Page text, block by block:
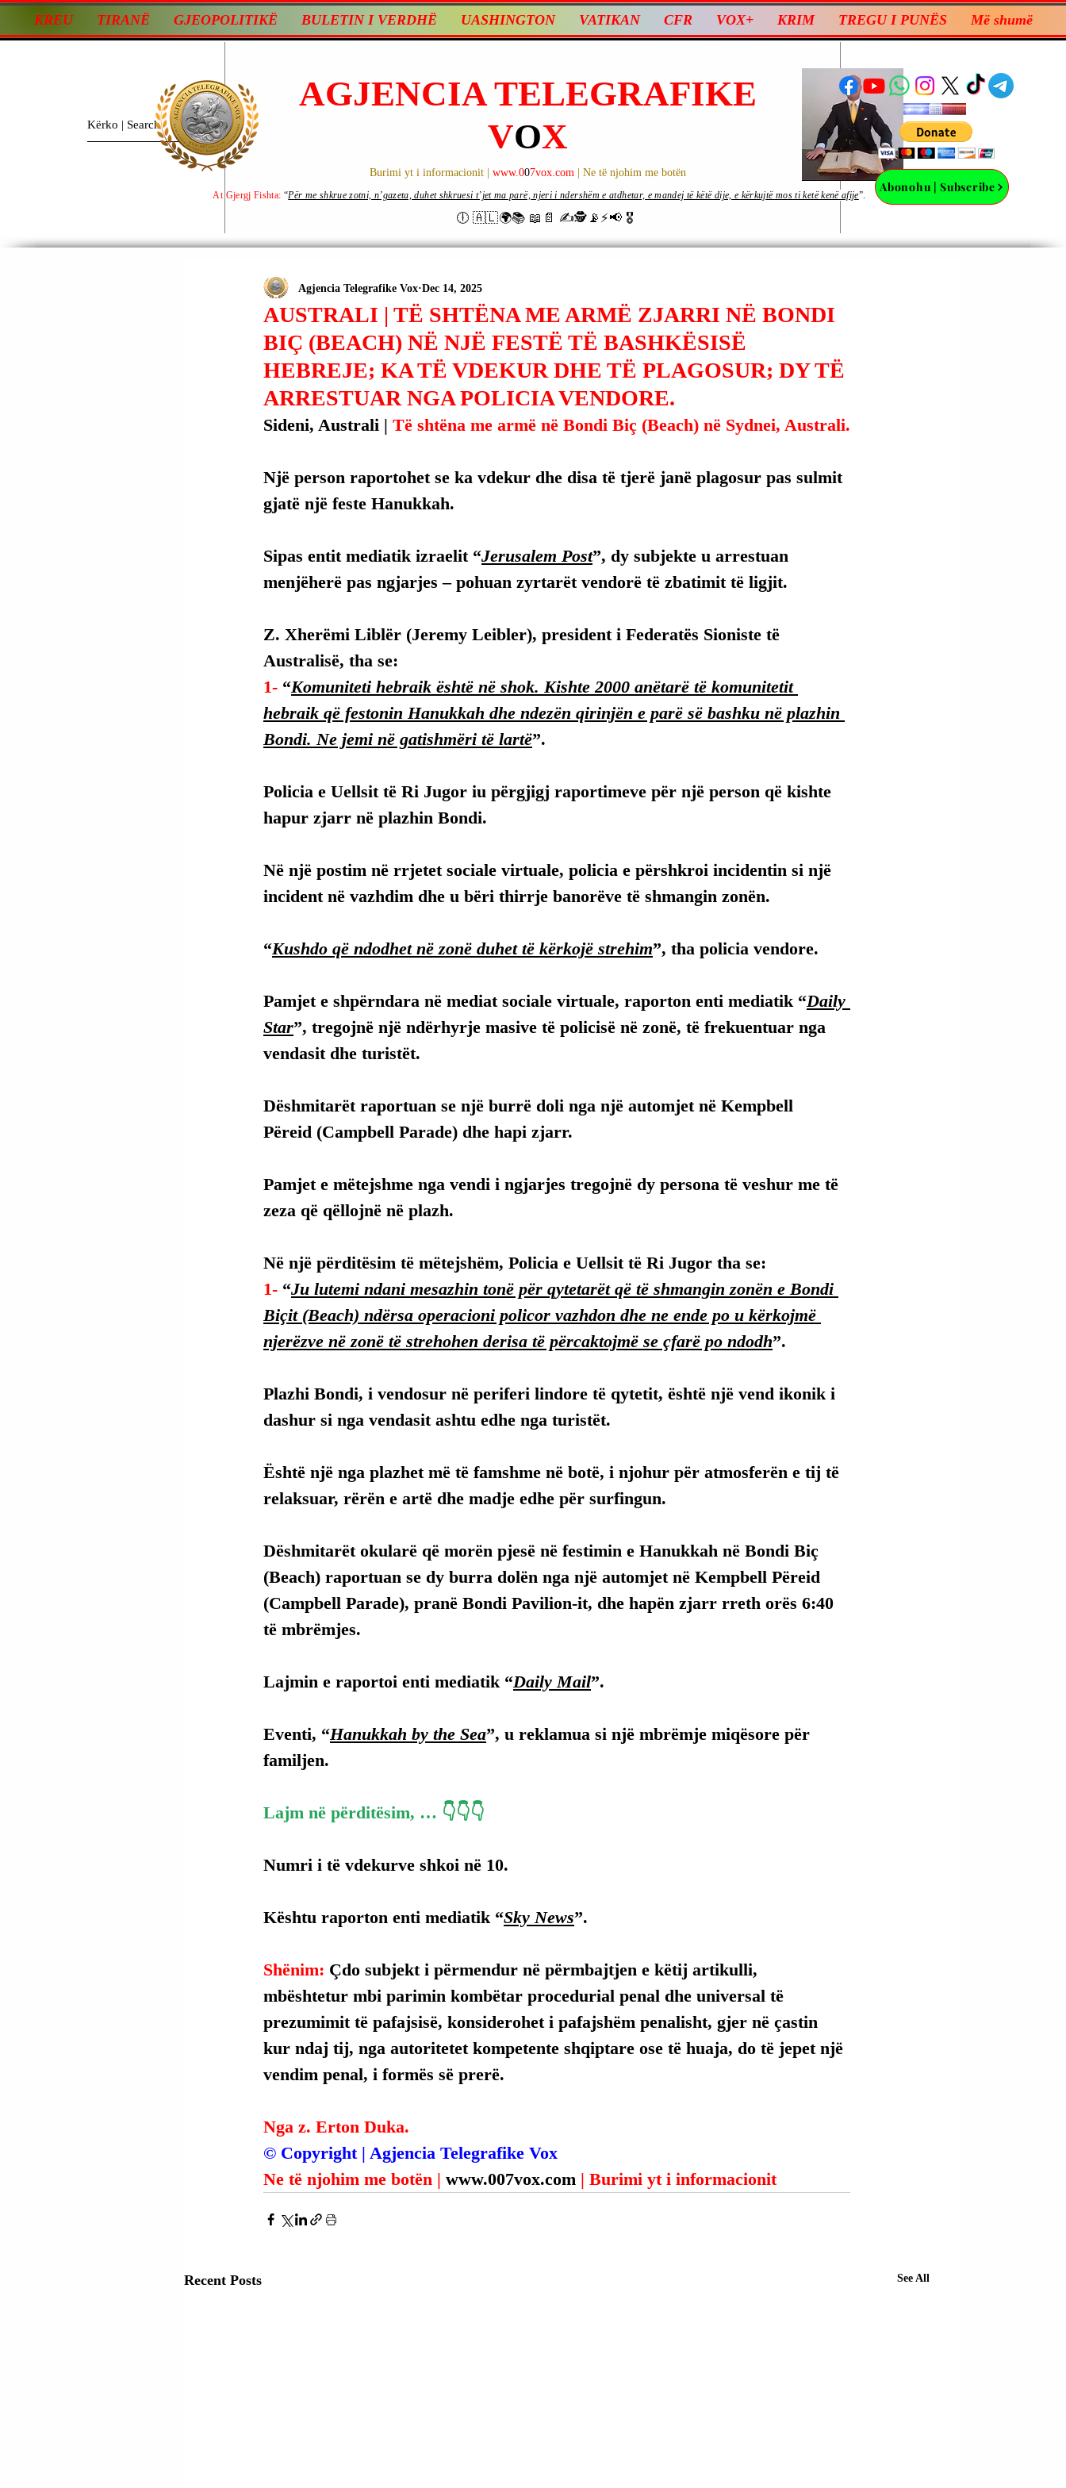
KREU TIRANË GJEOPOLITIKË BULETIN I VERDHË UASHINGTON VATIKAN CFR VOX+ KRIM TREGU I PUNËS Më shumë
AGJENCIA TELEGRAFIKE
VOX
Burimi yt i informacionit | www.007vox.com | Ne të njohim me botën
🕕 🇦🇱🌍📚 📖📄 ✍🕵️📡⚡️📢 🎖
Abonohu | Subscribe
At Gjergj Fishta: “Për me shkrue zotni, n’gazeta, duhet shkruesi t’jet ma parë, njeri i ndershëm e atdhetar, e mandej të këtë dije, e kërkujtë mos ti ketë kenë afije”.
AUSTRALI | TË SHTËNA ME ARMË ZJARRI NË BONDI
BIÇ (BEACH) NË NJË FESTË TË BASHKËSISË
HEBREJE; KA TË VDEKUR DHE TË PLAGOSUR; DY TË
ARRESTUAR NGA POLICIA VENDORE.
Agjencia Telegrafike Vox Dec 14, 2025
Sideni, Australi | Të shtëna me armë në Bondi Biç (Beach) në Sydnei, Australi.
Një person raportohet se ka vdekur dhe disa të tjerë janë plagosur pas sulmit
gjatë një feste Hanukkah.
Sipas entit mediatik izraelit “Jerusalem Post”, dy subjekte u arrestuan
menjëherë pas ngjarjes – pohuan zyrtarët vendorë të zbatimit të ligjit.
Z. Xherëmi Liblër (Jeremy Leibler), president i Federatës Sioniste të
Australisë, tha se:
1- “Komuniteti hebraik është në shok. Kishte 2000 anëtarë të komunitetit
hebraik që festonin Hanukkah dhe ndezën qirinjën e parë së bashku në plazhin
Bondi. Ne jemi në gatishmëri të lartë”.
Policia e Uellsit të Ri Jugor iu përgjigj raportimeve për një person që kishte
hapur zjarr në plazhin Bondi.
Në një postim në rrjetet sociale virtuale, policia e përshkroi incidentin si një
incident në vazhdim dhe u bëri thirrje banorëve të shmangin zonën.
“Kushdo që ndodhet në zonë duhet të kërkojë strehim”, tha policia vendore.
Pamjet e shpërndara në mediat sociale virtuale, raporton enti mediatik “Daily
Star”, tregojnë një ndërhyrje masive të policisë në zonë, të frekuentuar nga
vendasit dhe turistët.
Dëshmitarët raportuan se një burrë doli nga një automjet në Kempbell
Përeid (Campbell Parade) dhe hapi zjarr.
Pamjet e mëtejshme nga vendi i ngjarjes tregojnë dy persona të veshur me të
zeza që qëllojnë në plazh.
Në një përditësim të mëtejshëm, Policia e Uellsit të Ri Jugor tha se:
1- “Ju lutemi ndani mesazhin tonë për qytetarët që të shmangin zonën e Bondi
Biçit (Beach) ndërsa operacioni policor vazhdon dhe ne ende po u kërkojmë
njerëzve në zonë të strehohen derisa të përcaktojmë se çfarë po ndodh”.
Plazhi Bondi, i vendosur në periferi lindore të qytetit, është një vend ikonik i
dashur si nga vendasit ashtu edhe nga turistët.
Është një nga plazhet më të famshme në botë, i njohur për atmosferën e tij të
relaksuar, rërën e artë dhe madje edhe për surfingun.
Dëshmitarët okularë që morën pjesë në festimin e Hanukkah në Bondi Biç
(Beach) raportuan se dy burra dolën nga një automjet në Kempbell Përeid
(Campbell Parade), pranë Bondi Pavilion-it, dhe hapën zjarr rreth orës 6:40
të mbrëmjes.
Lajmin e raportoi enti mediatik “Daily Mail”.
Eventi, “Hanukkah by the Sea”, u reklamua si një mbrëmje miqësore për
familjen.
Lajm në përditësim, … 👇👇👇
Numri i të vdekurve shkoi në 10.
Kështu raporton enti mediatik “Sky News”.
Shënim: Çdo subjekt i përmendur në përmbajtjen e këtij artikulli,
mbështetur mbi parimin kombëtar procedurial penal dhe universal të
prezumimit të pafajsisë, konsiderohet i pafajshëm penalisht, gjer në çastin
kur ndaj tij, nga autoritetet kompetente shqiptare ose të huaja, do të jepet një
vendim penal, i formës së prerë.
Nga z. Erton Duka.
© Copyright | Agjencia Telegrafike Vox
Ne të njohim me botën | www.007vox.com | Burimi yt i informacionit
Recent Posts See All